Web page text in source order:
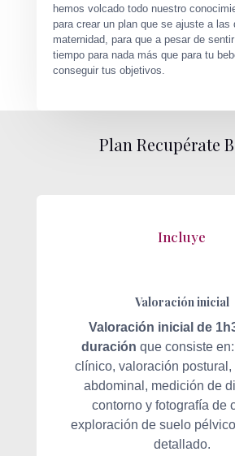
hemos volcado todo nuestro
para crear un plan que se ajuste a las
maternidad, para que a pesar de
tiempo para nada más que para tu
conseguir tus objetivos.
Plan Recupérate
Incluye
Valoración inicial
Valoración inicial de
duración que consiste en:
clínico, valoración postural,
abdominal, medición de
contorno y fotografía de
exploración de suelo
detallado.